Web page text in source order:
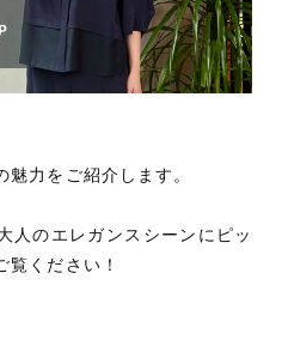
力をご紹介します。
人のエレガンスシーンにピッ
覧ください！